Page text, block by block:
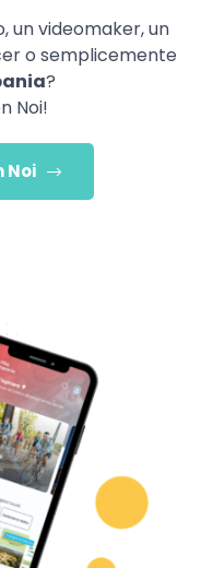
un videomaker, un
o semplicemente
?
Noi!
Noi